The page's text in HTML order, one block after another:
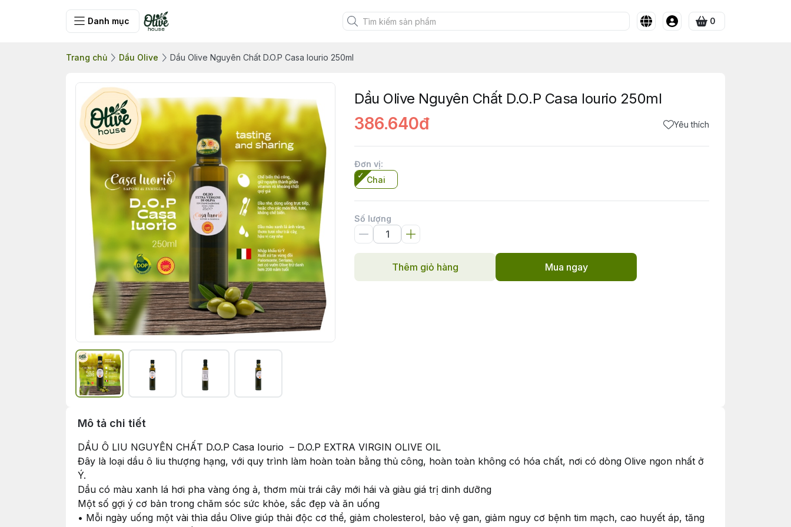
Danh mục 0
Trang chủ Dầu Olive Dầu Olive Nguyên Chất D.O.P Casa Iourio 250ml
Dầu Olive Nguyên Chất D.O.P Casa Iourio 250ml
386.640đ Yêu thích
Đơn vị:
Chai
Số lượng
Thêm giỏ hàng Mua ngay
Mô tả chi tiết
DẦU Ô LIU NGUYÊN CHẤT D.O.P Casa Iourio – D.O.P EXTRA VIRGIN OLIVE OIL
Đây là loại dầu ô liu thượng hạng, với quy trình làm hoàn toàn bằng thủ công, hoàn toàn không có hóa chất, nơi có dòng Olive ngon nhất ở
Ý.
Dầu có màu xanh lá hơi pha vàng óng ả, thơm mùi trái cây mới hái và giàu giá trị dinh dưỡng
Một số gợi ý cơ bản trong chăm sóc sức khỏe, sắc đẹp và ăn uống
• Mỗi ngày uống một vài thìa dầu Olive giúp thải độc cơ thể, giảm cholesterol, bảo vệ gan, giảm nguy cơ bệnh tim mạch, cao huyết áp, tăng